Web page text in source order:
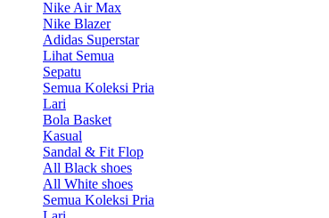
Nike Air Max
Nike Blazer
Adidas Superstar
Lihat Semua
Sepatu
Semua Koleksi Pria
Lari
Bola Basket
Kasual
Sandal & Fit Flop
All Black shoes
All White shoes
Semua Koleksi Pria